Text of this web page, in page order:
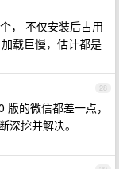
， 不仅安装后占用
载巨慢，估计都是
28
的微信都差一点，
深挖并解决。